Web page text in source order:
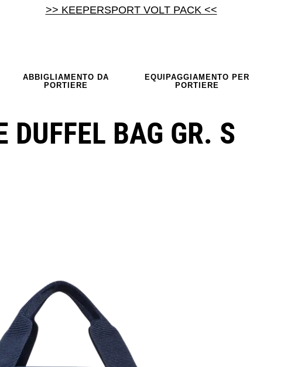
>> KEEPERSPORT VOLT PACK <<
ABBIGLIAMENTO DA
PORTIERE
EQUIPAGGIAMENTO PER
PORTIERE
DUFFEL BAG GR. S